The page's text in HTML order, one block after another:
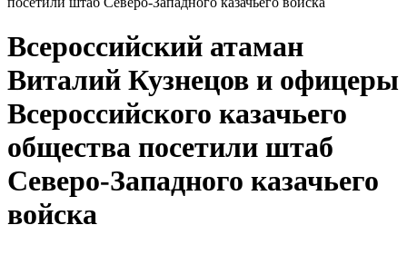
Всероссийский атаман
Виталий Кузнецов и офицеры
Всероссийского казачьего
общества посетили штаб
Северо-Западного казачьего
войска